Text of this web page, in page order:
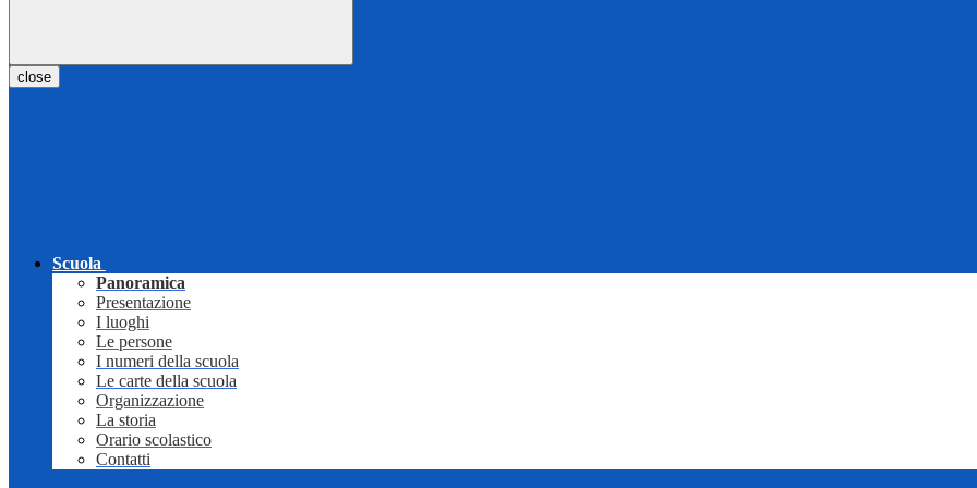
close
Scuola
Panoramica
Presentazione
I luoghi
Le persone
I numeri della scuola
Le carte della scuola
Organizzazione
La storia
Orario scolastico
Contatti